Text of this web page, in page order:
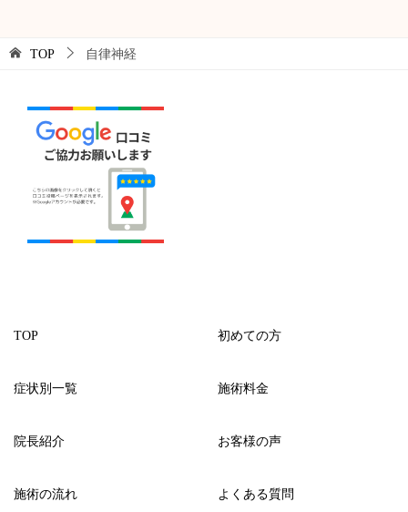
TOP 自律神経
TOP 初めての方
症状別一覧 施術料金
院長紹介 お客様の声
施術の流れ よくある質問